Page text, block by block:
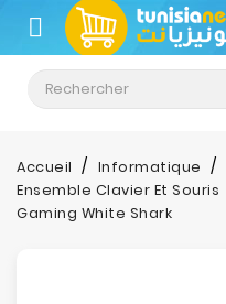
CATÉGORIE
Climatisation
Informatique
Téléphonie
Accueil Informatique
Ensemble Clavier Et Souris
Gaming White Shark